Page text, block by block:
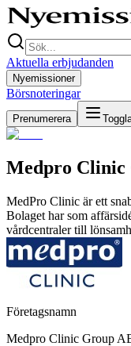
Aktuella erbjudanden
Nyemissioner
Börsnoteringar
Prenumerera
Medpro Clinic
MedPro Clinic är ett
Bolaget har som
vårdcentraler till
Företagsnamn
Medpro Clinic Group